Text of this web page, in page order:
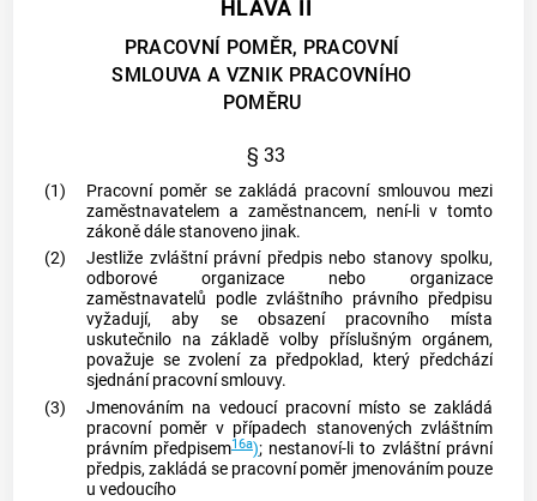
HLAVA II
PRACOVNÍ POMĚR, PRACOVNÍ
SMLOUVA A VZNIK PRACOVNÍHO
POMĚRU
§ 33
(1)
Pracovní poměr se zakládá pracovní smlouvou mezi
zaměstnavatelem a zaměstnancem, není-li v tomto
zákoně dále stanoveno jinak.
(2)
Jestliže zvláštní právní předpis nebo stanovy spolku,
odborové organizace nebo organizace
zaměstnavatelů podle zvláštního právního předpisu
vyžadují, aby se obsazení pracovního místa
uskutečnilo na základě volby příslušným orgánem,
považuje se zvolení za předpoklad, který předchází
sjednání pracovní smlouvy.
(3)
Jmenováním na vedoucí pracovní místo se zakládá
pracovní poměr v případech stanovených zvláštním
právním předpisem16a); nestanoví-li to zvláštní právní
předpis, zakládá se pracovní poměr jmenováním pouze
u vedoucího